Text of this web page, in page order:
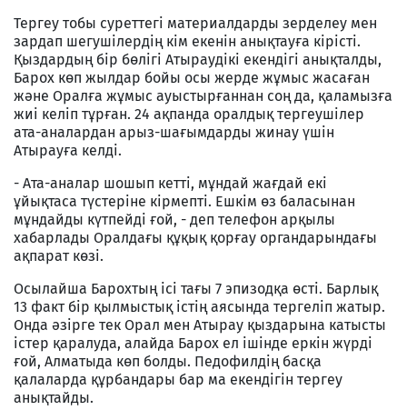
Тергеу тобы суреттегі материалдарды зерделеу мен
зардап шегушілердің кім екенін анықтауға кірісті.
Қыздардың бір бөлігі Атыраудікі екендігі анықталды,
Барох көп жылдар бойы осы жерде жұмыс жасаған
және Оралға жұмыс ауыстырғаннан соң да, қаламызға
жиі келіп тұрған. 24 ақпанда оралдық тергеушілер
ата-аналардан арыз-шағымдарды жинау үшін
Атырауға келді.
- Ата-аналар шошып кетті, мұндай жағдай екі
ұйықтаса түстеріне кірмепті. Ешкім өз баласынан
мұндайды күтпейді ғой, - деп телефон арқылы
хабарлады Оралдағы құқық қорғау органдарындағы
ақпарат көзі.
Осылайша Барохтың ісі тағы 7 эпизодқа өсті. Барлық
13 факт бір қылмыстық істің аясында тергеліп жатыр.
Онда әзірге тек Орал мен Атырау қыздарына катысты
істер қаралуда, алайда Барох ел ішінде еркін жүрді
ғой, Алматыда көп болды. Педофилдің басқа
қалаларда құрбандары бар ма екендігін тергеу
анықтайды.